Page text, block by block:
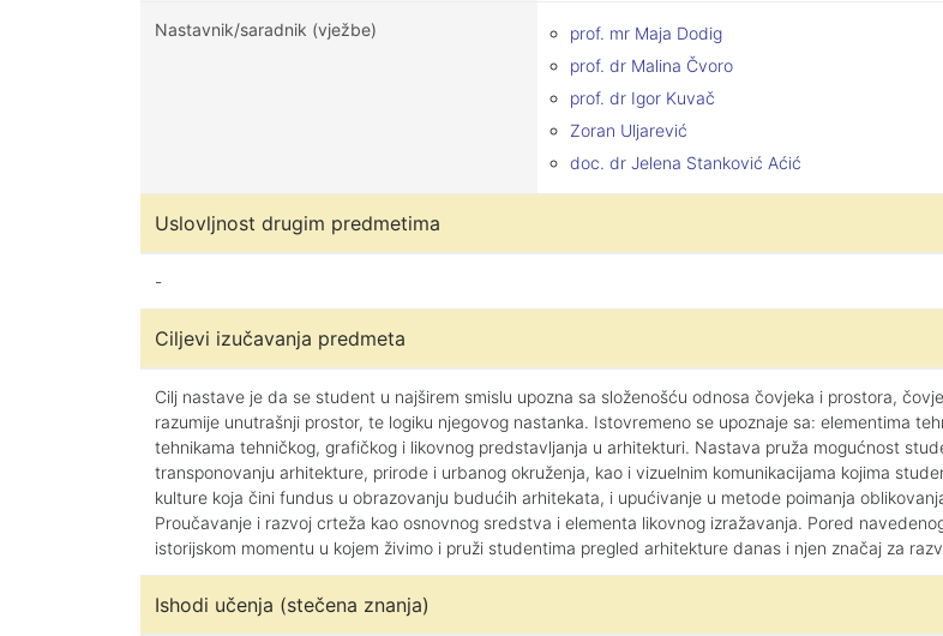
Nastavnik/saradnik (vježbe)
prof. mr Maja Dodig
prof. dr Malina Čvoro
prof. dr Igor Kuvač
Zoran Uljarević
doc. dr Jelena Stanković Aćić
Uslovljnost drugim predmetima
-
Ciljevi izučavanja predmeta
Cilj nastave je da se student u najširem smislu upozna sa složenošću odnosa čovjeka i prostora,
razumije unutrašnji prostor, te logiku njegovog nastanka. Istovremeno se upoznaje sa: elementima
tehnikama tehničkog, grafičkog i likovnog predstavljanja u arhitekturi. Nastava pruža mogućnost
transponovanju arhitekture, prirode i urbanog okruženja, kao i vizuelnim komunikacijama kojima
kulture koja čini fundus u obrazovanju budućih arhitekata, i upućivanje u metode poimanja
Proučavanje i razvoj crteža kao osnovnog sredstva i elementa likovnog izražavanja. Pored
istorijskom momentu u kojem živimo i pruži studentima pregled arhitekture danas i njen značaj za
Ishodi učenja (stečena znanja)